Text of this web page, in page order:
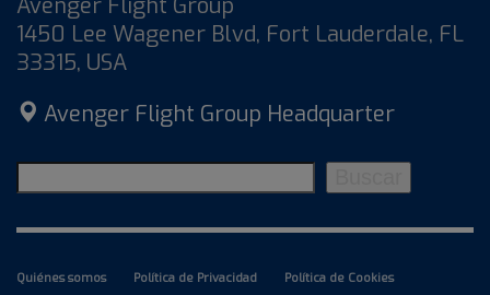
Avenger Flight Group
1450 Lee Wagener Blvd, Fort Lauderdale, FL
33315, USA
Avenger Flight Group Headquarter
Quiénes somos Política de Privacidad
Política de Cookies